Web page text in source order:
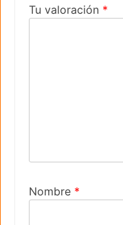
Tu valoración *
Nombre *